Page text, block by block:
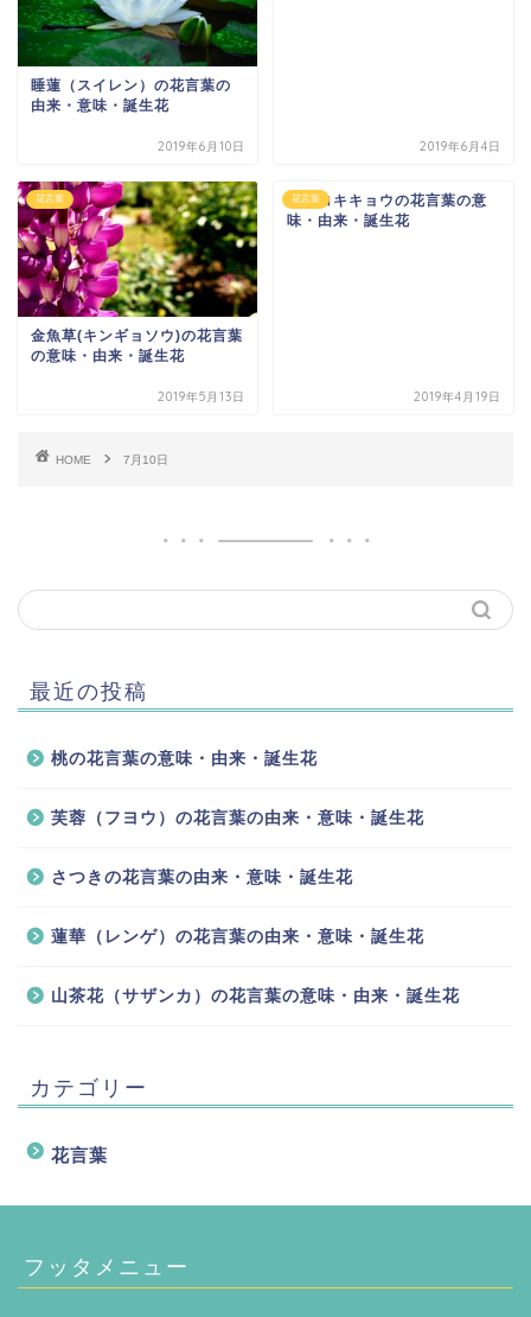
睡蓮（スイレン）の花言葉の
由来・意味・誕生花
2019年6月10日 2019年6月4日
花言葉
金魚草(キンギョソウ)の花言葉
の意味・由来・誕生花
2019年5月13日
花言葉
トルコキキョウの花言葉の意
味・由来・誕生花
2019年4月19日
HOME 7月10日
最近の投稿
桃の花言葉の意味・由来・誕生花
芙蓉（フヨウ）の花言葉の由来・意味・誕生花
さつきの花言葉の由来・意味・誕生花
蓮華（レンゲ）の花言葉の由来・意味・誕生花
山茶花（サザンカ）の花言葉の意味・由来・誕生花
カテゴリー
花言葉
フッタメニュー